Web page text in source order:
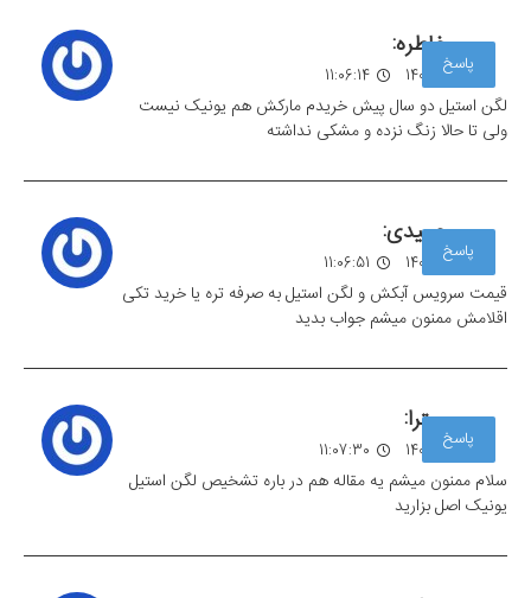
خاطره:
04 مهر 1403 11:06:14 پاسخ
لگن استیل دو سال پیش خریدم مارکش هم یونیک نیست
ولی تا حالا زنگ نزده و مشکی نداشته
حمیدی:
04 مهر 1403 11:06:51 پاسخ
قیمت سرویس آبکش و لگن استیل به صرفه تره یا خرید تکی
اقلامش ممنون میشم جواب بدید
میترا:
04 مهر 1403 11:07:30 پاسخ
سلام ممنون میشم یه مقاله هم در باره تشخیص لگن استیل
یونیک اصل بزارید